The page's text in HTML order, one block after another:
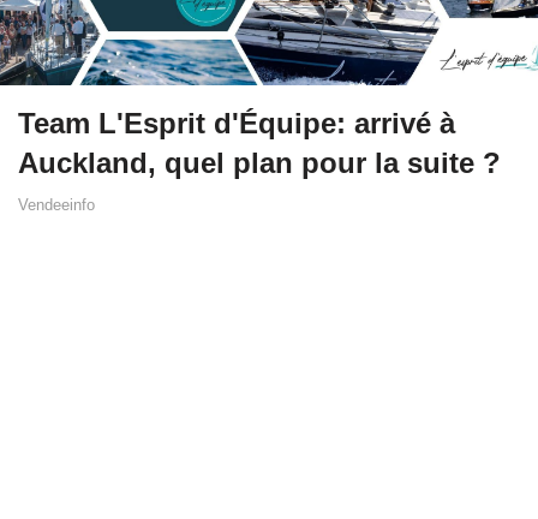
Team L'Esprit d'Équipe: arrivé à
Auckland, quel plan pour la suite ?
Vendeeinfo